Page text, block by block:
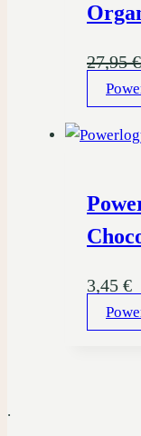
27,95€
3,45 €
.